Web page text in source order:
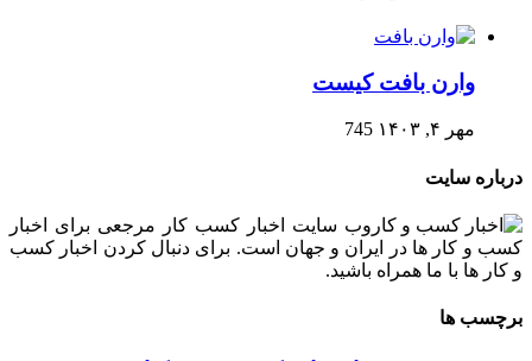
وارن بافت کیست
مهر ۴, ۱۴۰۳ 745
درباره سایت
وب سایت اخبار کسب کار مرجعی برای اخبار
کسب و کار ها در ایران و جهان است. برای دنبال کردن اخبار کسب
و کار ها با ما همراه باشید.
برچسب ها